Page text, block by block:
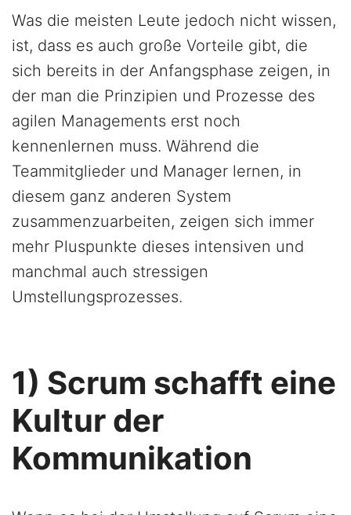
Was die meisten Leute jedoch nicht wissen,
ist, dass es auch große Vorteile gibt, die
sich bereits in der Anfangsphase zeigen, in
der man die Prinzipien und Prozesse des
agilen Managements erst noch
kennenlernen muss. Während die
Teammitglieder und Manager lernen, in
diesem ganz anderen System
zusammenzuarbeiten, zeigen sich immer
mehr Pluspunkte dieses intensiven und
manchmal auch stressigen
Umstellungsprozesses.
1) Scrum schafft eine
Kultur der
Kommunikation